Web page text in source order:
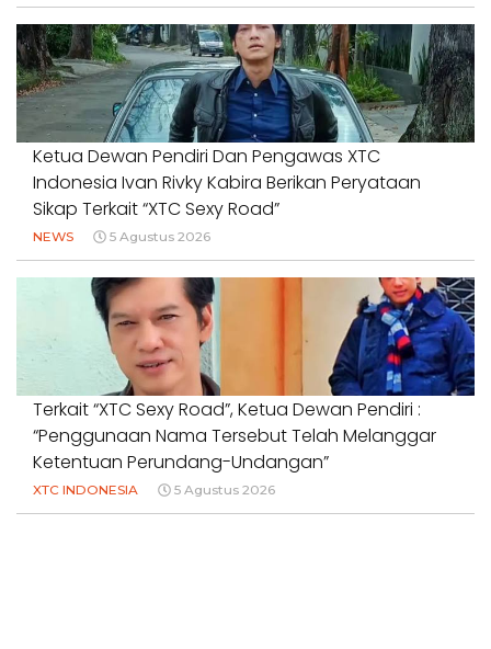
Ketua Dewan Pendiri Dan Pengawas XTC
Indonesia Ivan Rivky Kabira Berikan Peryataan
Sikap Terkait “XTC Sexy Road”
NEWS 5 Agustus 2026
Terkait “XTC Sexy Road”, Ketua Dewan Pendiri :
“Penggunaan Nama Tersebut Telah Melanggar
Ketentuan Perundang-Undangan”
XTC INDONESIA 5 Agustus 2026